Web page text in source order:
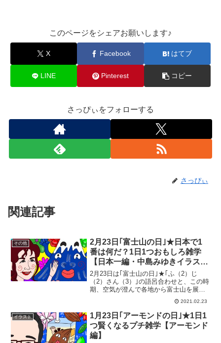
このページをシェアお願いします♪︎
X Facebook はてブ
LINE Pinterest コピー
さっぴぃをフォローする
さっぴぃ
関連記事
その他
2月23日｢富士山の日｣★日本で1
番は何だ？1日1つおもしろ雑学
【日本一編・中島みゆきイラス
ト】
2月23日は｢富士山の日｣★｢ふ（2）じ
（2）さん（3）｣の語呂合わせと、この時
期、空気が澄んで各地から富士山を展望
できることから、山の展望と地図のフォ
ーラムが記念日に制定。また、山梨県河
口湖町と静岡県がそれぞれ記念日に制定
しています。また...
2021.02.23
イラスト
1月23日｢アーモンドの日｣★1日1
つ賢くなるプチ雑学【アーモンド
編】